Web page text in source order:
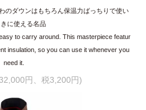
のダウンはもちろん保温力ばっちりで使い
に使える名品
to carry around. This masterpiece featur
insulation, so you can use it whenever you
need it.
円、税3,200円)